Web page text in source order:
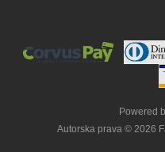
Powered
Autorska prava © 2026